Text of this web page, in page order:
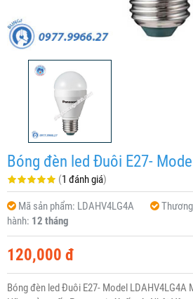
Bóng đèn led Đuôi E27-
(1 đánh giá)
Mã sản phẩm: LDAHV4LG4A
hành: 12 tháng
120,000 đ
Bóng đèn led Đuôi E27- Model LDAHV4LG4A